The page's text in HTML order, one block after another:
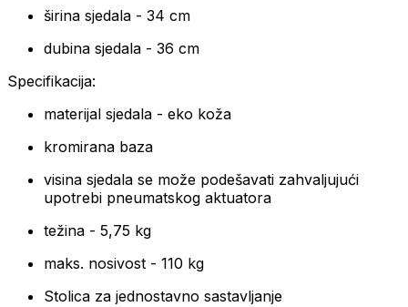
širina sjedala - 34 cm
dubina sjedala - 36 cm
Specifikacija:
materijal sjedala - eko koža
kromirana baza
visina sjedala se može podešavati zahvaljujući
upotrebi pneumatskog aktuatora
težina - 5,75 kg
maks. nosivost - 110 kg
Stolica za jednostavno sastavljanje